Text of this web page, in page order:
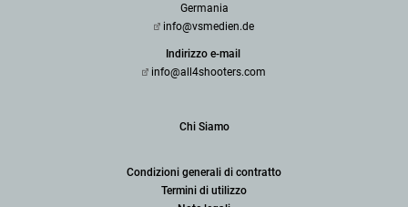
Germania
info@vsmedien.de
Indirizzo e-mail
info@all4shooters.com
Chi Siamo
Condizioni generali di contratto
Termini di utilizzo